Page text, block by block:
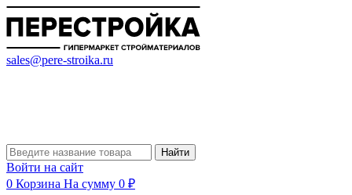
sales@pere-stroika.ru
Найти
Войти на сайт
0 Корзина На сумму 0 ₽